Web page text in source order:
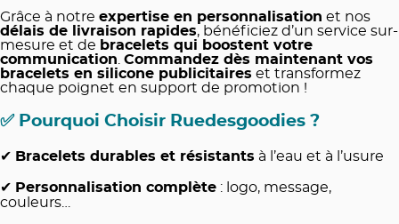
Grâce à notre expertise en personnalisation et nos
délais de livraison rapides, bénéficiez d’un service sur-
mesure et de bracelets qui boostent votre
communication. Commandez dès maintenant vos
bracelets en silicone publicitaires et transformez
chaque poignet en support de promotion !
✅ Pourquoi Choisir Ruedesgoodies ?
✔ Bracelets durables et résistants à l’eau et à l’usure
✔ Personnalisation complète : logo, message,
couleurs…